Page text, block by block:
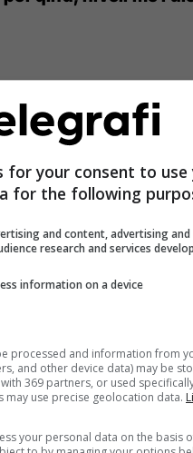
limit për çmimet e
çmimet, nisin
for your consent to use
for the following
and content, advertising
research and services
information on a device
processed and information from
and other device data) may be
369 partners, or used
may use precise geolocation data.
your personal data on the basis